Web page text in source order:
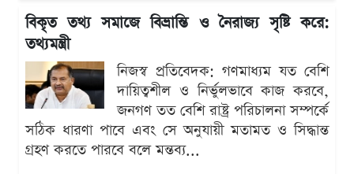
বিকৃত তথ্য সমাজে বিভ্রান্তি ও নৈরাজ্য সৃষ্টি করে:
তথ্যমন্ত্রী
নিজস্ব প্রতিবেদক: গণমাধ্যম যত বেশি
দায়িত্বশীল ও নির্ভুলভাবে কাজ করবে,
জনগণ তত বেশি রাষ্ট্র পরিচালনা সম্পর্কে
সঠিক ধারণা পাবে এবং সে অনুযায়ী মতামত ও সিদ্ধান্ত
গ্রহণ করতে পারবে বলে মন্তব্য...